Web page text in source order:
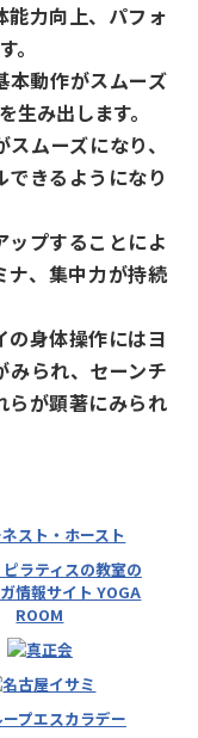
能力向上、パフォ
。
本動作がスムーズ
生み出します。
ムーズになり、
きるようになり
プすることによ
ナ、集中力が持続
身体操作にはヨ
みられ、セーンチ
らが顕著にみられ